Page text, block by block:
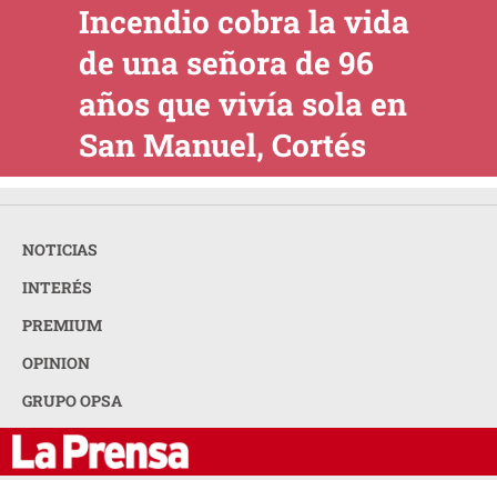
Incendio cobra la vida
de una señora de 96
años que vivía sola en
San Manuel, Cortés
NOTICIAS
INTERÉS
PREMIUM
OPINION
GRUPO OPSA